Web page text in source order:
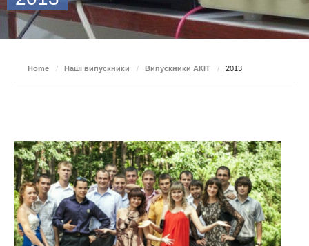
Home / Наші випускники / Випускники АКІТ / 2013